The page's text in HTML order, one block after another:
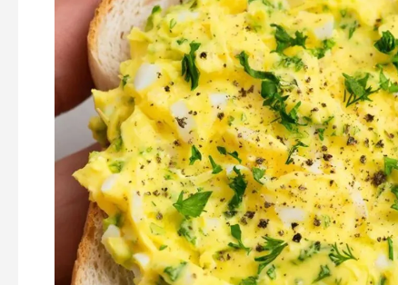
Остались пасхальные яйца: Выбрасывать их не
получу намазку на хлеб
Городовой ру